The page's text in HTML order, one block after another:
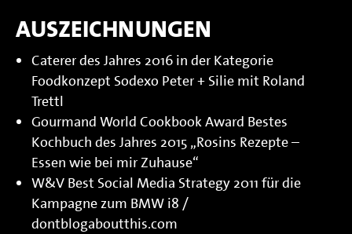
AUSZEICHNUNGEN
Caterer des Jahres 2016 in der Kategorie
Foodkonzept Sodexo Peter + Silie mit Roland
Trettl
Gourmand World Cookbook Award Bestes
Kochbuch des Jahres 2015 „Ro­sins Re­zep­te –
Essen wie bei mir Zu­hau­se“
W&V Best Social Media Strategy 2011 für die
Kampagne zum BMW i8 /
dontblogaboutthis.com